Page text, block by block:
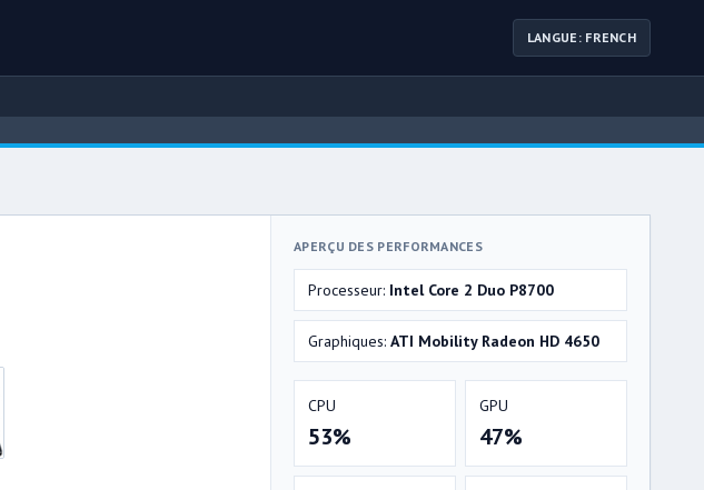
LANGUE: FRENCH
APERÇU DES PERFORMANCES
Processeur: Intel Core 2 Duo P8700
Graphiques: ATI Mobility Radeon HD 4650
CPU
53%
GPU
47%